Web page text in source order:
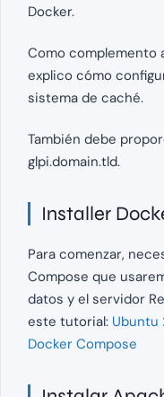
Docker.
Como complemento
explico cómo
sistema de caché.
También debe
glpi.domain.tld.
Installer
Para comenzar,
Compose que
datos y el servidor
este tutorial: Ubuntu
Docker Compose